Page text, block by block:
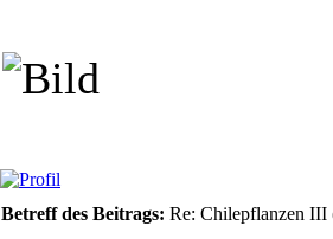
Betreff des Beitrags: Re: Chilepflanzen